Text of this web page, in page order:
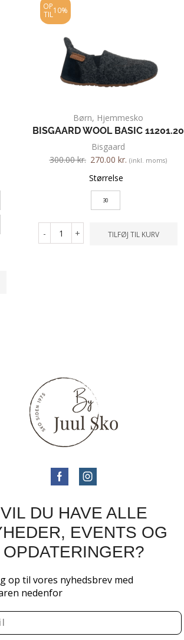
OP
TIL 10%
Børn, Hjemmesko
BISGAARD WOOL BASIC 11201.20
Bisgaard
300.00kr. 270.00 kr. (inkl. moms)
Størrelse
30
- + TILFØJ TIL KURV
VIL DU HAVE ALLE
EVENTS OG
OPDATERINGER?
op til vores nyhedsbrev med
nedenfor